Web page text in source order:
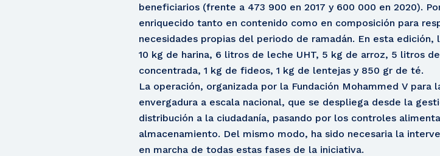
beneficiarios (frente a 473 900 en 2017 y 600 000 en 2020).
enriquecido tanto en contenido como en composición para
necesidades propias del periodo de ramadán. En esta
10 kg de harina, 6 litros de leche UHT, 5 kg de arroz, 5 litros
concentrada, 1 kg de fideos, 1 kg de lentejas y 850 gr de té.
La operación, organizada por la Fundación Mohammed V
envergadura a escala nacional, que se despliega desde la
distribución a la ciudadanía, pasando por los controles
almacenamiento. Del mismo modo, ha sido necesaria la
en marcha de todas estas fases de la iniciativa.